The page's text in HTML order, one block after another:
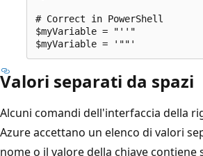
# Correct in PowerShell
$myVariable = "''"
Valori separati da spazi
Alcuni comandi dell'interfaccia della
Azure accettano un elenco di valori
nome o il valore della chiave contiene